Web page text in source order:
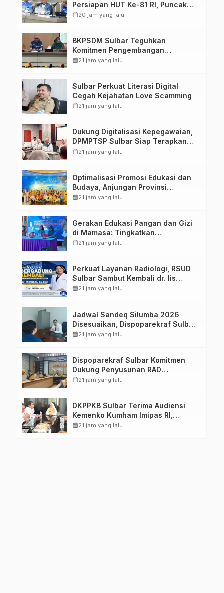
Persiapan HUT Ke-81 RI, Puncak
Upacara di Lapangan Ahmad
calendar_month20 jam yang lalu
BKPSDM Sulbar Teguhkan
Komitmen Pengembangan
Kompetensi ASN melalui
calendar_month21 jam yang lalu
Sulbar Perkuat Literasi Digital
Cegah Kejahatan Love Scamming
calendar_month21 jam yang lalu
Dukung Digitalisasi Kepegawaian,
DPMPTSP Sulbar Siap Terapkan
Aplikasi FLEKSI ASN
calendar_month21 jam yang lalu
Optimalisasi Promosi Edukasi dan
Budaya, Anjungan Provinsi
Sulawesi Barat Perkuat Kolaborasi
calendar_month21 jam yang lalu
Gerakan Edukasi Pangan dan Gizi
di Mamasa: Tingkatkan
Pengetahuan dan Keterampilan
calendar_month21 jam yang lalu
Perkuat Layanan Radiologi, RSUD
Sulbar Sambut Kembali dr. Iis
Imelda, Sp.Rad
calendar_month21 jam yang lalu
Jadwal Sandeq Silumba 2026
Disesuaikan, Dispoparekraf Sulbar
Pastikan Persiapan Tetap
calendar_month21 jam yang lalu
Dispoparekraf Sulbar Komitmen
Dukung Penyusunan RAD
TPB/SDGs Sulawesi Barat
calendar_month21 jam yang lalu
DKPPKB Sulbar Terima Audiensi
Kemenko Kumham Imipas RI,
Perkuat Pelayanan Kesehatan bagi
calendar_month21 jam yang lalu